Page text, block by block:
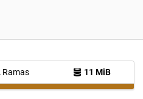
Ramas 11 MiB